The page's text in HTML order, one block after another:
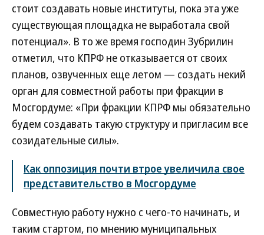
стоит создавать новые институты, пока эта уже
существующая площадка не выработала свой
потенциал». В то же время господин Зубрилин
отметил, что КПРФ не отказывается от своих
планов, озвученных еще летом — создать некий
орган для совместной работы при фракции в
Мосгордуме: «При фракции КПРФ мы обязательно
будем создавать такую структуру и пригласим все
созидательные силы».
Как оппозиция почти втрое увеличила свое
представительство в Мосгордуме
Совместную работу нужно с чего-то начинать, и
таким стартом, по мнению муниципальных